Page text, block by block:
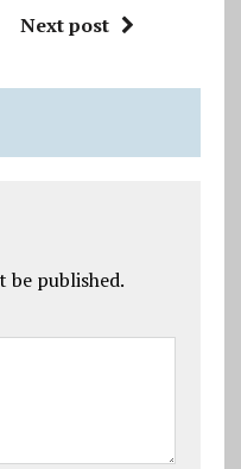
Next post
be published.